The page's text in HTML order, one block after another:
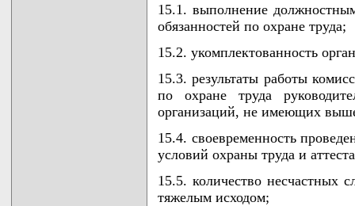
15.1. выполнение
обязанностей по охране труда;
15.2. укомплектованность
15.3. результаты работы
по охране труда
организаций, не имеющих
15.4. своевременность
условий охраны труда и
15.5. количество несчастных
тяжелым исходом;